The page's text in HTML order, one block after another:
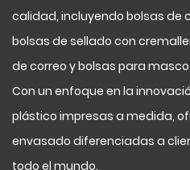
calidad, incluyendo bolsas de
bolsas de sellado con
de correo y bolsas para
Con un enfoque en la
plástico impresas a medida,
envasado diferenciadas a
todo el mundo.